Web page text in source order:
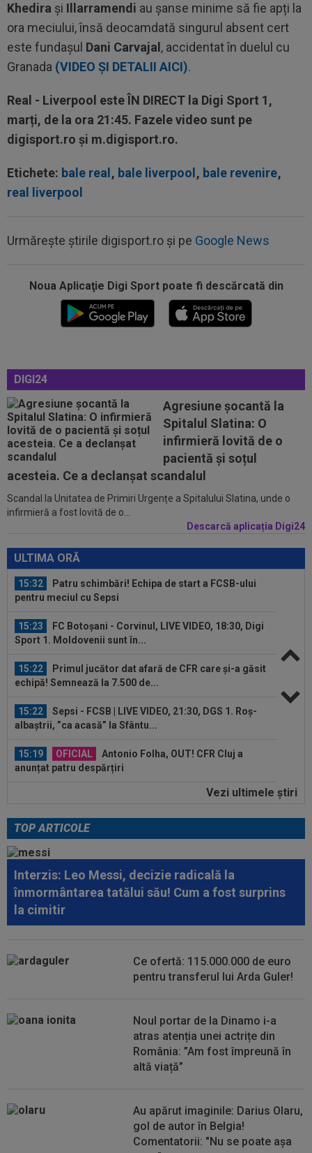
Khedira și Illarramendi au șanse minime să fie apți la
ora meciului, însă deocamdată singurul absent cert
este fundașul Dani Carvajal , accidentat în duelul cu
Granada (VIDEO ȘI DETALII AICI).
Real - Liverpool este ÎN DIRECT la Digi Sport 1,
marți, de la ora 21:45. Fazele video sunt pe
digisport.ro și m.digisport.ro.
Etichete: bale real , bale liverpool , bale revenire,
real liverpool
Urmărește știrile digisport.ro și pe Google News
Noua Aplicaţie Digi Sport poate fi descărcată din
DIGI24
Agresiune șocantă la
Spitalul Slatina: O
infirmieră lovită de o
pacientă și soțul
acesteia. Ce a declanșat scandalul
Scandal la Unitatea de Primiri Urgențe a Spitalului Slatina, unde o
infirmieră a fost lovită de o...
Descarcă aplicația Digi24
ULTIMA ORĂ
15:23
FC Botoșani - Corvinul, LIVE VIDEO, 18:30, Digi
Sport 1. Moldovenii sunt în...
Primul jucător dat afară de CFR care și-a găsit
15:22
Sepsi - FCSB | LIVE VIDEO, 21:30, DGS 1. Roș-
albaștrii, ”ca acasă” la Sfântu...
15:19 OFICIAL
Antonio Folha, OUT! CFR Cluj a
anunțat patru despărțiri
15:11
Gigi Becali s-a convins și i-a decis soarta lui
Ștefan Târnovanu: ”E mai bun”
15:41
Marius Baciu e convins, după ce Gigi Becali l-a
scos pe Mihai Toma din primul...
sunt AICI! Yan Diomande a semnat...
15:32
Patru schimbări! Echipa de start a FCSB-ului
pentru meciul cu Sepsi
15:23
FC Botoșani - Corvinul, LIVE VIDEO, 18:30, Digi
Sport 1. Moldovenii sunt în...
15:22
Primul jucător dat afară de CFR care și-a găsit
echipă! Semnează la 7.500 de...
15:22
Sepsi - FCSB | LIVE VIDEO, 21:30, DGS 1. Roș-
albaștrii, ”ca acasă” la Sfântu...
15:19 OFICIAL
Antonio Folha, OUT! CFR Cluj a
anunțat patru despărțiri
Gigi Becali s-a convins și i-a decis soarta lui
15:41
Marius Baciu e convins, după ce Gigi Becali l-a
scos pe Mihai Toma din primul...
23:00
MERCATO în Europa. Toate transferurile verii
sunt AICI! Yan Diomande a semnat...
15:32
Patru schimbări! Echipa de start a FCSB-ului
15:23
FC Botoșani - Corvinul, LIVE VIDEO, 18:30, Digi
Sport 1. Moldovenii sunt în...
echipă! Semnează la 7.500 de...
Vezi ultimele ştiri
TOP ARTICOLE
Interzis: Leo Messi, decizie radicală la
înmormântarea tatălui său! Cum a fost surprins
la cimitir
Ce ofertă: 115.000.000 de euro
pentru transferul lui Arda Guler!
Noul portar de la Dinamo i-a
atras atenția unei actrițe din
România: ”Am fost împreună în
altă viață”
Au apărut imaginile: Darius Olaru,
gol de autor în Belgia!
Comentatorii: "Nu se poate așa